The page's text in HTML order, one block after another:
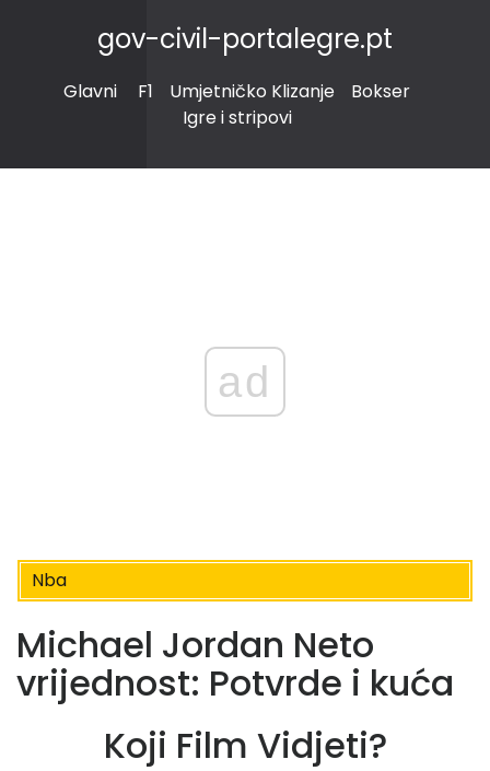
gov-civil-portalegre.pt
Glavni F1 Umjetničko Klizanje
Bokser
Igre i stripovi
ad
Nba
Michael Jordan Neto
vrijednost: Potvrde i kuća
Koji Film Vidjeti?